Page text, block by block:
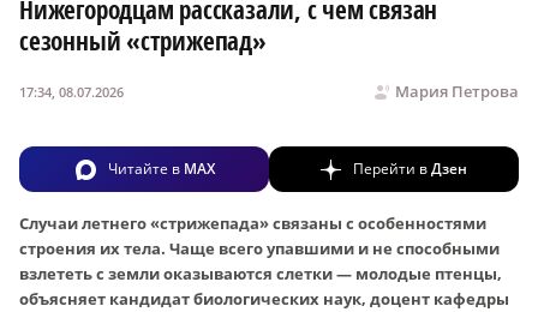
Нижегородцам рассказали, с чем связан
сезонный «стрижепад»
Мария Петрова
17:34, 08.07.2026
Читайте в MAX Перейти вДзен
Случаи летнего «стрижепада» связаны с особенностями
строения их тела. Чаще всего упавшими и не способными
взлететь с земли оказываются слетки — молодые птенцы,
объясняет кандидат биологических наук, доцент кафедры